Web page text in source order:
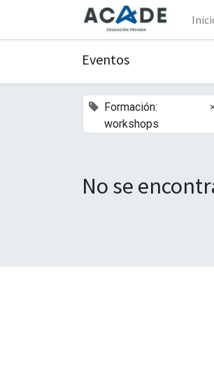
Eventos
Formación:
workshops
×
No se